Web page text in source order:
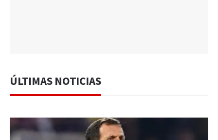
ÚLTIMAS NOTICIAS